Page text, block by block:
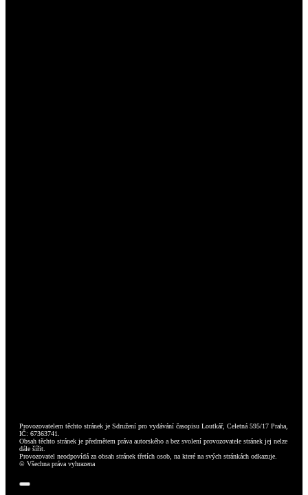
Provozovatelem těchto stránek je Sdružení pro vydávání časopisu Loutkář, Celetná 595/17 Praha,
IČ: 67363741.
Obsah těchto stránek je předmětem práva autorského a bez svolení provozovatele stránek jej nelze
dále šířit.
Provozovatel neodpovídá za obsah stránek třetích osob, na které na svých stránkách odkazuje.
© Všechna práva vyhrazena
Toggle